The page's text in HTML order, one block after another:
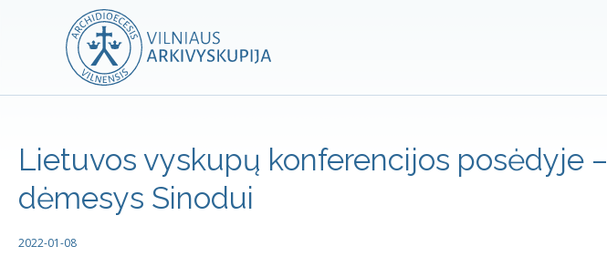
Lietuvos vyskupų konferencijos posėdyje –
dėmesys Sinodui
2022-01-08